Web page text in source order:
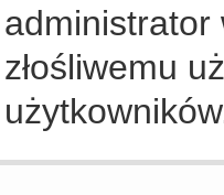
administrator
złośliwemu